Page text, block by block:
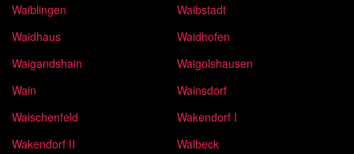
Waiblingen
Waibstadt
Waidhaus
Waidhofen
Waigandshain
Waigolshausen
Wain
Wainsdorf
Waischenfeld
Wakendorf I
Wakendorf II
Walbeck